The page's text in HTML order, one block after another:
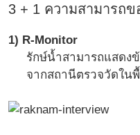
3 + 1 ความสามารถ
1) R-Monitor
รักษ์น้ำสามารถแสด
จากสถานีตรวจวัดใน